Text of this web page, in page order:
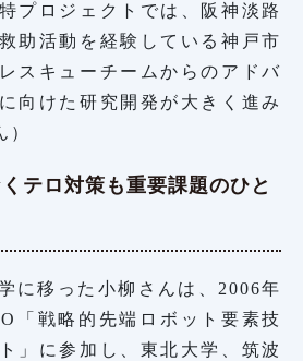
プロジェクトでは、阪神淡路
助活動を経験している神戸市
スキューチームからのアドバ
向けた研究開発が大きく進み
）
テロ対策も重要課題のひと
に移った小柳さんは、2006年
「戦略的先端ロボット要素技
」に参加し、東北大学、筑波